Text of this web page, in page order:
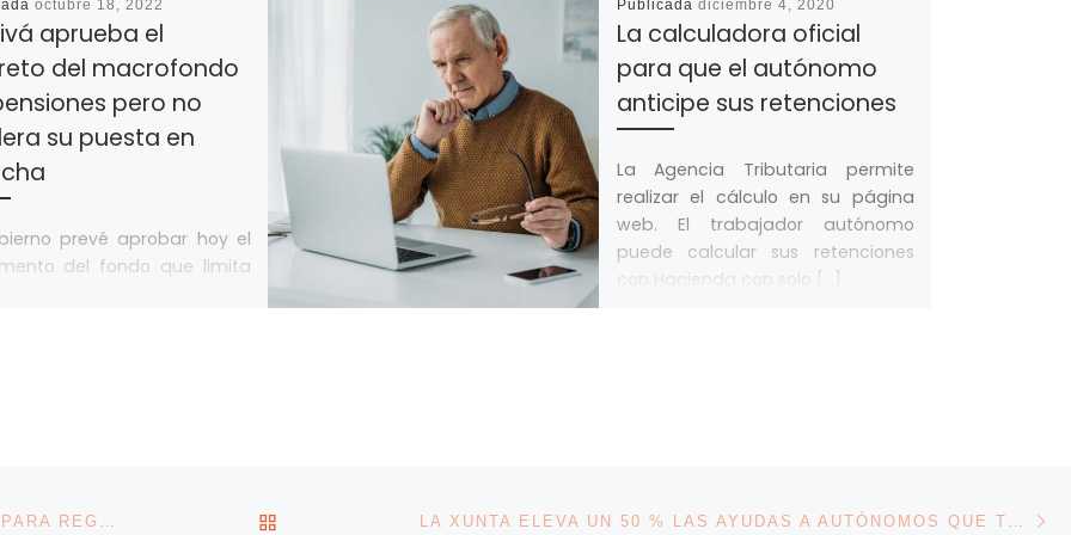
octubre 18, 2022
aprueba el
del macrofondo
pero no
su puesta en
prevé aprobar hoy el
del fondo que limita
Publicada diciembre 4, 2020
La calculadora oficial
para que el autónomo
anticipe sus retenciones
La Agencia Tributaria permite
realizar el cálculo en su página
web. El trabajador autónomo
puede calcular sus retenciones
con Hacienda con solo […]
VOLVER A LA LISTA DE ENTRADAS